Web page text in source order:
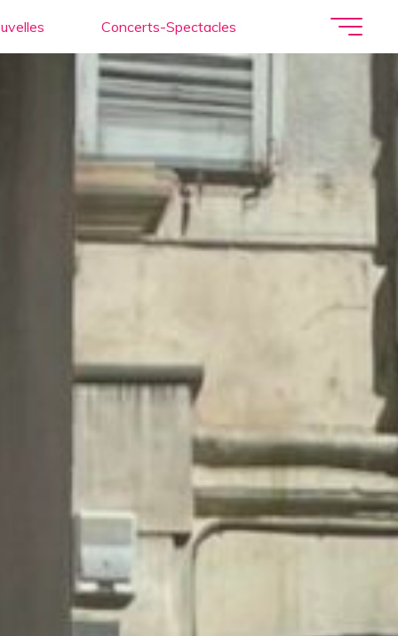
Concerts-Spectacles